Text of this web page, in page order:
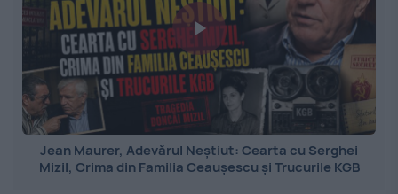
Jean Maurer, Adevărul Neștiut: Cearta cu Serghei
Mizil, Crima din Familia Ceaușescu și Trucurile KGB